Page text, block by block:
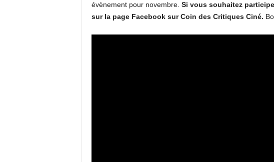
évènement pour novembre. Si vous souhaitez
sur la page Facebook sur Coin des Critiques Ciné.